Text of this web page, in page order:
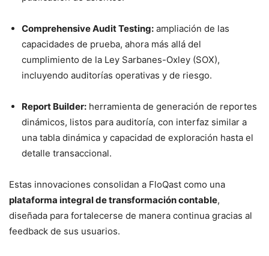
Comprehensive Audit Testing: ampliación de las
capacidades de prueba, ahora más allá del
cumplimiento de la Ley Sarbanes-Oxley (SOX),
incluyendo auditorías operativas y de riesgo.
Report Builder: herramienta de generación de reportes
dinámicos, listos para auditoría, con interfaz similar a
una tabla dinámica y capacidad de exploración hasta el
detalle transaccional.
Estas innovaciones consolidan a FloQast como una
plataforma integral de transformación contable,
diseñada para fortalecerse de manera continua gracias al
feedback de sus usuarios.